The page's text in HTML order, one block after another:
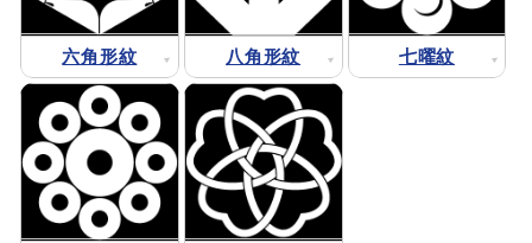
六角形紋 八角形紋 七曜紋